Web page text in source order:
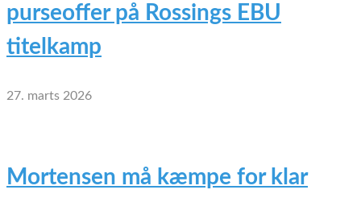
purseoffer på Rossings EBU
titelkamp
27. marts 2026
Mortensen må kæmpe for klar